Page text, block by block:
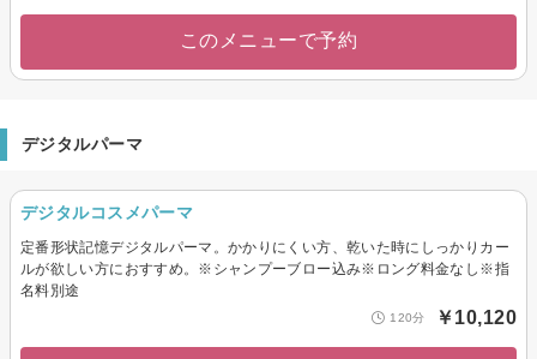
このメニューで予約
デジタルパーマ
デジタルコスメパーマ
定番形状記憶デジタルパーマ。かかりにくい方、乾いた時にしっかりカー
ルが欲しい方におすすめ。※シャンプーブロー込み※ロング料金なし※指
名料別途
120分 ￥10,120